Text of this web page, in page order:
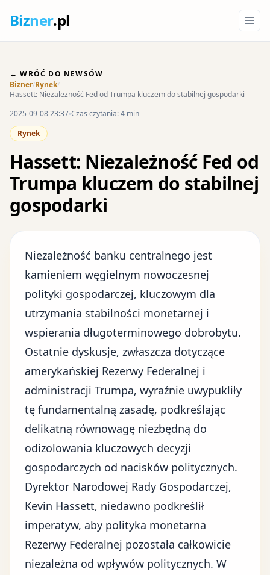
Bizner.pl
← WRÓĆ DO NEWSÓW
Bizner/Rynek/
Hassett: Niezależność Fed od Trumpa kluczem do stabilnej gospodarki
2025-09-08 23:37 Czas czytania: 4 min
Rynek
Hassett: Niezależność Fed od
Trumpa kluczem do stabilnej
gospodarki
Niezależność banku centralnego jest
kamieniem węgielnym nowoczesnej
polityki gospodarczej, kluczowym dla
utrzymania stabilności monetarnej i
wspierania długoterminowego dobrobytu.
Ostatnie dyskusje, zwłaszcza dotyczące
amerykańskiej Rezerwy Federalnej i
administracji Trumpa, wyraźnie uwypukliły
tę fundamentalną zasadę, podkreślając
delikatną równowagę niezbędną do
odizolowania kluczowych decyzji
gospodarczych od nacisków politycznych.
Dyrektor Narodowej Rady Gospodarczej,
Kevin Hassett, niedawno podkreślił
imperatyw, aby polityka monetarna
Rezerwy Federalnej pozostała całkowicie
niezależna od wpływów politycznych. W